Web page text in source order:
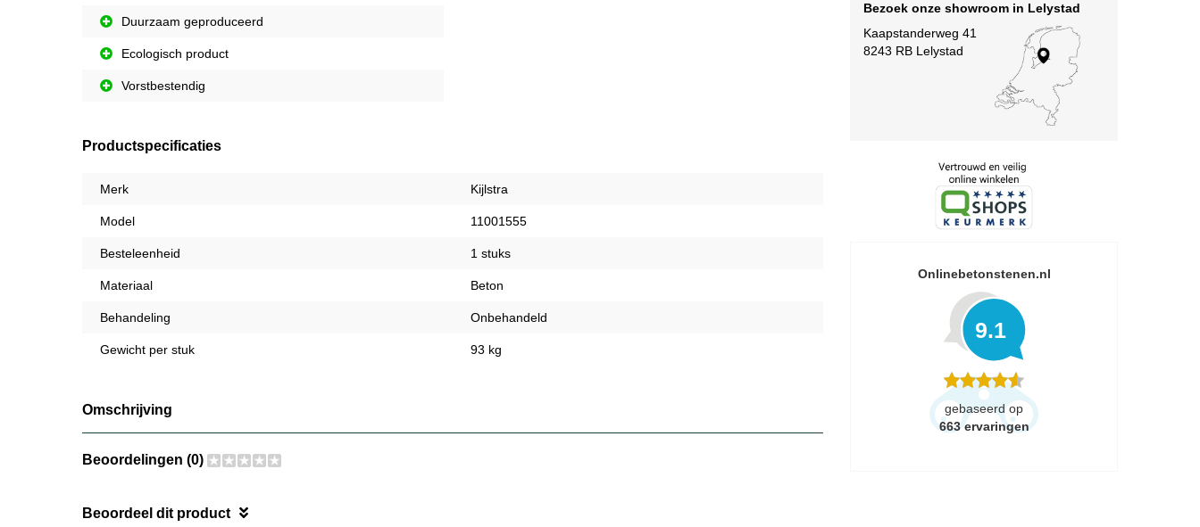
Duurzaam geproduceerd
Ecologisch product
Vorstbestendig
Productspecificaties
Merk Kijlstra
Model 11001555
Besteleenheid 1 stuks
Materiaal Beton
Behandeling Onbehandeld
Gewicht per stuk 93 kg
Omschrijving
Beoordelingen (0)
Beoordeel dit product
Bezoek onze showroom in Lelystad
Kaapstanderweg 41
8243 RB Lelystad
Onlinebetonstenen.nl
9.1
gebaseerd op
663 ervaringen